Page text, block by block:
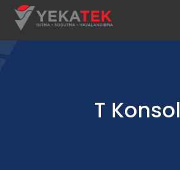
T Konsol